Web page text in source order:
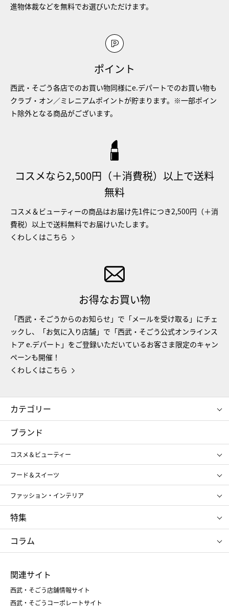
進物体裁などを無料でお選びいただけます。
ポイント
西武・そごう各店でのお買い物同様にe.デパートでのお買い物も
クラブ・オン／ミレニアムポイントが貯まります。※一部ポイン
ト除外となる商品がございます。
コスメなら2,500円（＋消費税）以上で送料
無料
コスメ＆ビューティーの商品はお届け先1件につき2,500円（＋消
費税）以上で送料無料でお届けいたします。
くわしくはこちら
お得なお買い物
「西武・そごうからのお知らせ」で「メールを受け取る」にチェ
ックし、「お気に入り店舗」で「西武・そごう公式オンラインス
トア e.デパート」をご登録いただいているお客さま限定のキャン
ペーンも開催！
くわしくはこちら
カテゴリー
コスメ＆ビューティー
ギフト
レディース
メンズ
スポーツ・アウトドア
お中元
お歳暮
ブランド
コスメ＆ビューティー
SHISEIDO
ポール&ジョー ボーテ
ジルスチュアート
NARS
RMK
クリニーク
SK-Ⅱ
フード＆スイーツ
アンリ・シャルパンティエ
ゴディバ
新宿高野
たねや
ねんりん家
ファッション・インテリア
ポロ ラルフ ローレン
タケオ キクチ
ママ＆キッズ
シュタイフ
特集
お中元
ひな人形
五月人形
父の日
クリスマスケーキ
コラム
菓子折り
和菓子
人気のギフト
関連サイト
西武・そごう店舗情報サイト
西武・そごうコーポレートサイト